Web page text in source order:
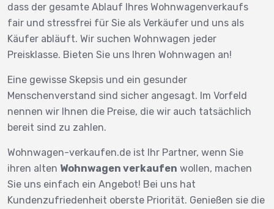
dass der gesamte Ablauf Ihres Wohnwagenverkaufs
fair und stressfrei für Sie als Verkäufer und uns als
Käufer abläuft. Wir suchen Wohnwagen jeder
Preisklasse. Bieten Sie uns Ihren Wohnwagen an!
Eine gewisse Skepsis und ein gesunder
Menschenverstand sind sicher angesagt. Im Vorfeld
nennen wir Ihnen die Preise, die wir auch tatsächlich
bereit sind zu zahlen.
Wohnwagen-verkaufen.de ist Ihr Partner, wenn Sie
ihren alten Wohnwagen verkaufen wollen, machen
Sie uns einfach ein Angebot! Bei uns hat
Kundenzufriedenheit oberste Priorität. Genießen sie die